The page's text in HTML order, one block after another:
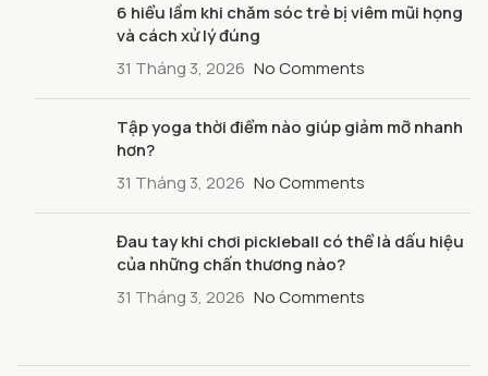
6 hiểu lầm khi chăm sóc trẻ bị viêm mũi họng
và cách xử lý đúng
31 Tháng 3, 2026 No Comments
Tập yoga thời điểm nào giúp giảm mỡ nhanh
hơn?
31 Tháng 3, 2026 No Comments
Đau tay khi chơi pickleball có thể là dấu hiệu
của những chấn thương nào?
31 Tháng 3, 2026 No Comments